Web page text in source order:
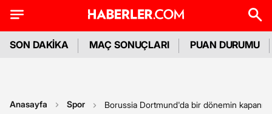
SON DAKİKA MAÇ SONUÇLARI PUAN DURUMU
Anasayfa Spor Borussia Dortmund'da bir dönemin kapanışı